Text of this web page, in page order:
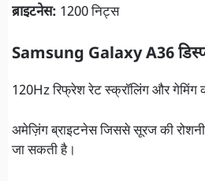
ब्राइटनेस: 1200 निट्स
Samsung Galaxy A36
120Hz रिफ्रेश रेट स्क्रॉलिंग और गेमिंग
अमेज़िंग ब्राइटनेस जिससे सूरज की
जा सकती है।